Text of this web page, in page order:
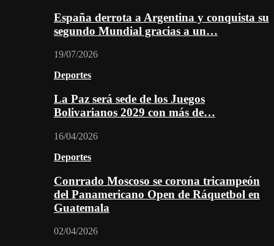
España derrota a Argentina y conquista su
segundo Mundial gracias a un…
19/07/2026
Deportes
La Paz será sede de los Juegos
Bolivarianos 2029 con más de…
16/04/2026
Deportes
Conrrado Moscoso se corona tricampeón
del Panamericano Open de Ráquetbol en
Guatemala
02/04/2026